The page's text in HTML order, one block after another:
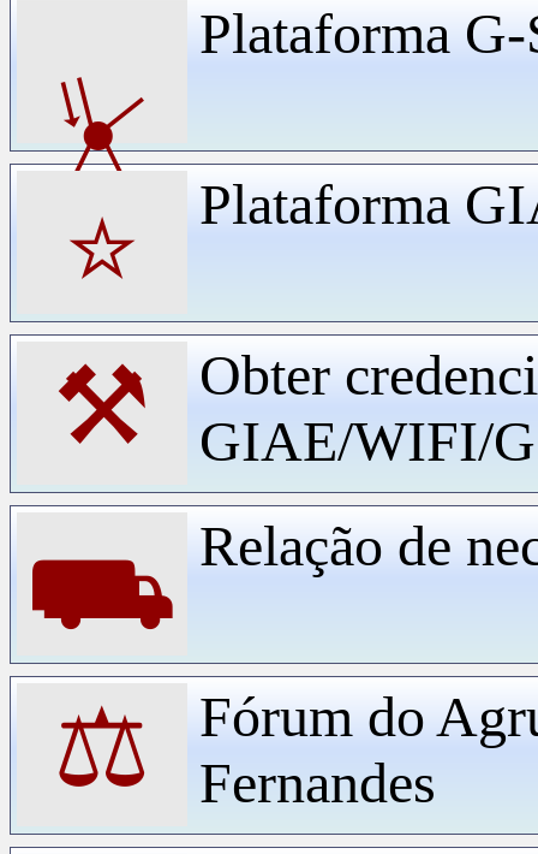
⏧
Plataforma
⭐ Plataforma
⚒
Obter
GIAE/WIFI/
⛟ Relação de
⚖
Fórum do
Fernandes